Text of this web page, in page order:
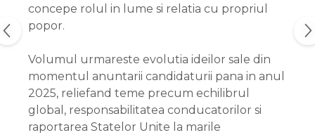
concepe rolul in lume si relatia cu propriul
popor.
Volumul urmareste evolutia ideilor sale din
momentul anuntarii candidaturii pana in anul
2025, reliefand teme precum echilibrul
global, responsabilitatea conducatorilor si
raportarea Statelor Unite la marile